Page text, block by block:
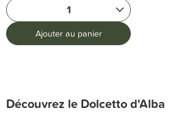
1
Ajouter au panier
Découvrez le Dolcetto d'Alba